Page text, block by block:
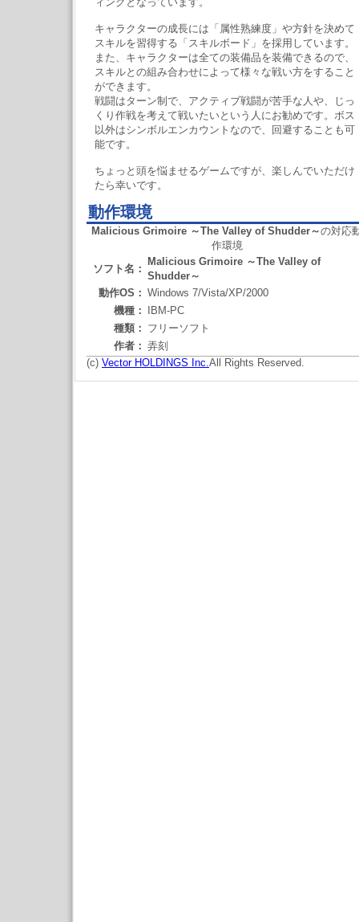
キャラクターの成長には「属性熟練度」や方針を決めて
スキルを習得する「スキルボード」を採用しています。
また、キャラクターは全ての装備品を装備できるので、
スキルとの組み合わせによって様々な戦い方をすること
ができます。
戦闘はターン制で、アクティブ戦闘が苦手な人や、じっ
くり作戦を考えて戦いたいという人にお勧めです。ボス
以外はシンボルエンカウントなので、回避することも可
能です。
ちょっと頭を悩ませるゲームですが、楽しんでいただけ
たら幸いです。
動作環境
Malicious Grimoire ～The Valley of Shudder～の対応
作環境
ソフト名：
Malicious Grimoire ～The Valley of
Shudder～
動作OS： Windows 7/Vista/XP/2000
機種：
IBM-PC
種類： フリーソフト
作者： 弄刻
(c) Vector HOLDINGS Inc.All Rights Reserved.